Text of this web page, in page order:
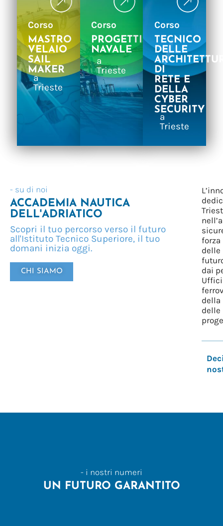
Corso
MASTRO
VELAIO
SAIL
MAKER
a
Trieste
Corso
PROGETTISTA
NAVALE
a
Trieste
Corso
TECNICO
DELLE
DI
RETE E
DELLA
CYBER
SECURITY
a
Trieste
- su di noi
ACCADEMIA NAUTICA
DELL'ADRIATICO
Scopri il tuo percorso verso il futuro
all'Istituto Tecnico Superiore, il tuo
domani inizia oggi.
CHI SIAMO
forza
delle
dai
della
delle
- i nostri numeri
UN FUTURO GARANTITO